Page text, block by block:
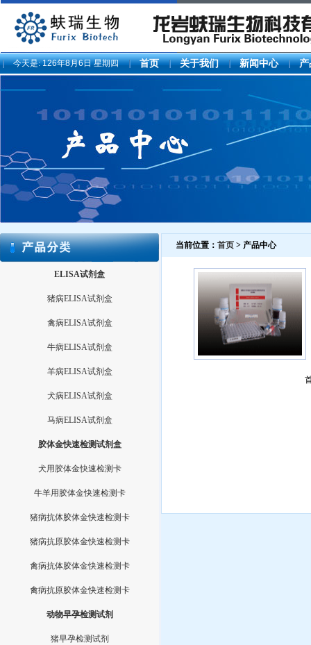
今天是:126年8月6日 星期四 首页 关于我们 新闻中心 产
ELISA试剂盒
猪病ELISA试剂盒
禽病ELISA试剂盒
牛病ELISA试剂盒
羊病ELISA试剂盒
犬病ELISA试剂盒
马病ELISA试剂盒
胶体金快速检测试剂盒
犬用胶体金快速检测卡
牛羊用胶体金快速检测卡
猪病抗体胶体金快速检测卡
猪病抗原胶体金快速检测卡
禽病抗体胶体金快速检测卡
禽病抗原胶体金快速检测卡
动物早孕检测试剂
猪早孕检测试剂
当前位置： 首页 > 产品中心